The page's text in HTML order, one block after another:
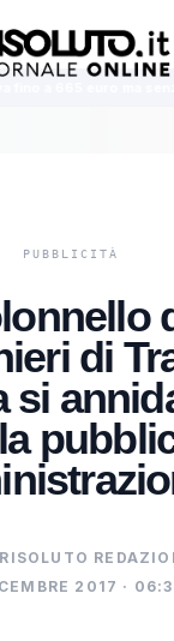
di
si
2017 ·